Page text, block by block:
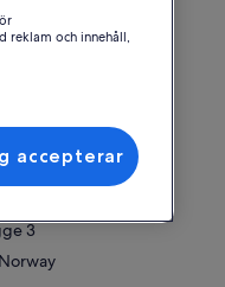
för inlösen
3
reklam och innehåll,
accepterar